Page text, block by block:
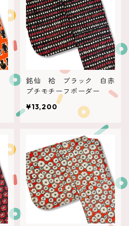
銘仙 袷 ブラック 白赤
プチモチーフボーダー
¥13,200